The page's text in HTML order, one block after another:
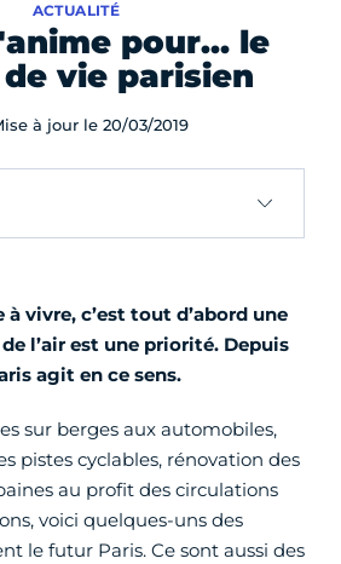
pour… le
vie parisien
ACTUALITÉ
à jour le 20/03/2019
vivre, c’est tout d’abord une
l’air est une priorité. Depuis
agit en ce sens.
sur berges aux automobiles,
pistes cyclables, rénovation des
au profit des circulations
voici quelques-uns des
le futur Paris. Ce sont aussi des